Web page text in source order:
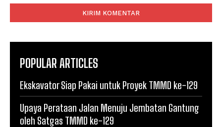
POPULAR ARTICLES
Ekskavator Siap Pakai untuk Proyek TMMD ke-129
Upaya Perataan Jalan Menuju Jembatan Gantung
oleh Satgas TMMD ke-129